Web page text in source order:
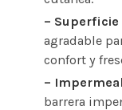
–
agradable
confort y
–
barrera